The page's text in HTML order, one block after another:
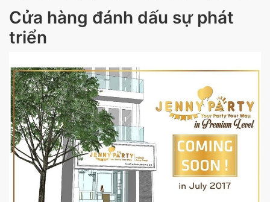
Cửa hàng đánh dấu sự phát
triển